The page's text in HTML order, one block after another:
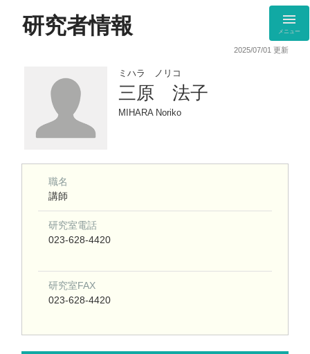
研究者情報 メニュー
2025/07/01 更新
ミハラ ノリコ
三原 法子
MIHARA Noriko
職名
講師
研究室電話
023-628-4420
研究室FAX
023-628-4420